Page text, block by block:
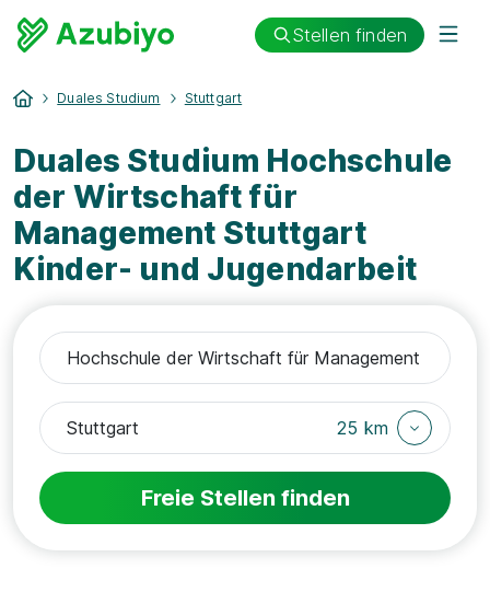
Stellen finden
Duales Studium Stuttgart
Duales Studium Hochschule
der Wirtschaft für
Management Stuttgart
Kinder- und Jugendarbeit
25 km
Freie Stellen finden